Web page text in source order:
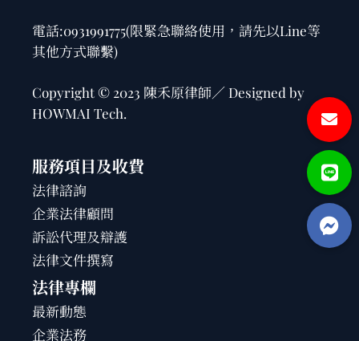
電話:0931991775(限緊急聯絡使用，請先以Line等
其他方式聯繫)
Copyright © 2023 陳禾原律師／ Designed by
HOWMAI Tech.
服務項目及收費
法律諮詢
企業法律顧問
訴訟代理及辯護
法律文件撰寫
法律專欄
最新動態
企業法務